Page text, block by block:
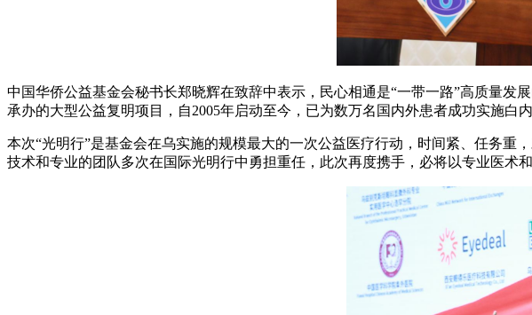
中国华侨公益基金会秘书长郑晓辉在致辞中表示，民心相通是“一带一路”高质量发
承办的大型公益复明项目，自2005年启动至今，已为数万名国内外患者成功实施白内
本次“光明行”是基金会在乌实施的规模最大的一次公益医疗行动，时间紧、任务
技术和专业的团队多次在国际光明行中勇担重任，此次再度携手，必将以专业医术